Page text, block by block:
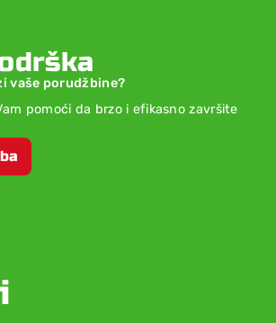
vaše porudžbine?
pomoći da brzo i efikasno završite